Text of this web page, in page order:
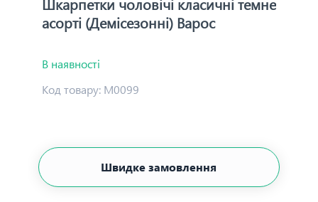
Шкарпетки чоловічі класичні темне
асорті (Демісезонні) Варос
В наявності
Код товару: М0099
Швидке замовлення